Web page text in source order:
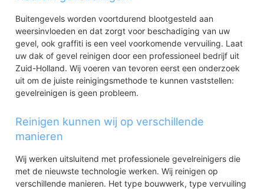
Buitengevels worden voortdurend blootgesteld aan
weersinvloeden en dat zorgt voor beschadiging van uw
gevel, ook graffiti is een veel voorkomende vervuiling. Laat
uw dak of gevel reinigen door een professioneel bedrijf uit
Zuid-Holland. Wij voeren van tevoren eerst een onderzoek
uit om de juiste reinigingsmethode te kunnen vaststellen:
gevelreinigen is geen probleem.
Reinigen kunnen wij op verschillende
manieren
Wij werken uitsluitend met professionele gevelreinigers die
met de nieuwste technologie werken. Wij reinigen op
verschillende manieren. Het type bouwwerk, type vervuiling